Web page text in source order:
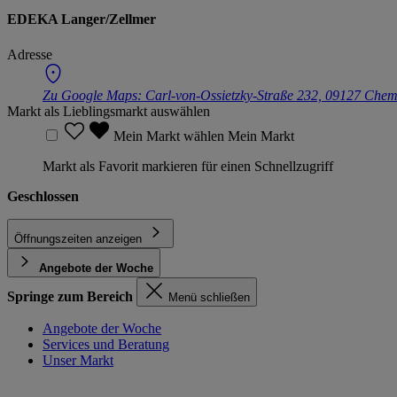
EDEKA Langer/Zellmer
Adresse
Zu Google Maps: Carl-von-Ossietzky-Straße 232, 09127
Markt als Lieblingsmarkt auswählen
Mein Markt wählen Mein Markt
Markt als Favorit markieren für einen Schnellzugriff
Geschlossen
Öffnungszeiten anzeigen
Angebote der Woche
Springe zum Bereich Menü schließen
Angebote der Woche
Services und Beratung
Unser Markt